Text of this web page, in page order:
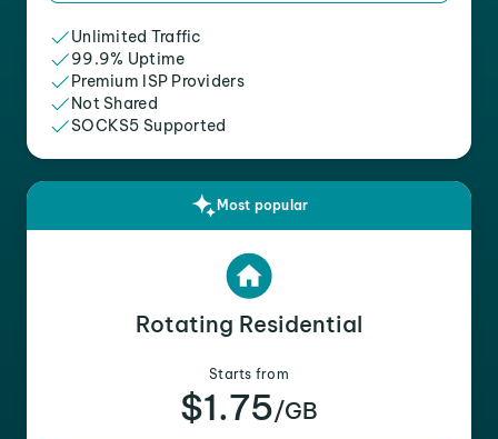
Unlimited Traffic
99.9% Uptime
Premium ISP Providers
Not Shared
SOCKS5 Supported
Most popular
Rotating Residential
Starts from
$1.75/GB